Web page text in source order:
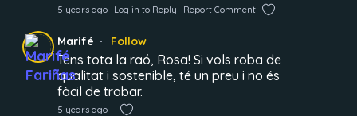
5 years ago Log in to Reply Report Comment
Marifé Follow
Tens tota la raó, Rosa! Si vols roba de
qualitat i sostenible, té un preu i no és
fàcil de trobar.
5 years ago